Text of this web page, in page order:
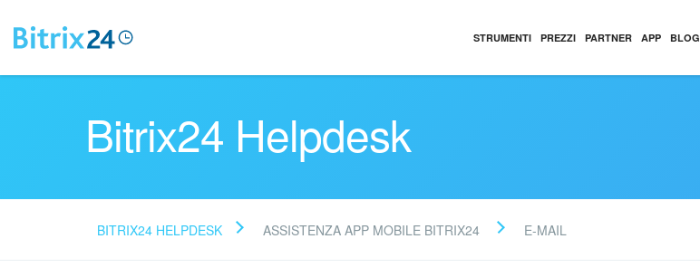
STRUMENTI PREZZI PARTNER APP BLOG
Bitrix24 Helpdesk
BITRIX24 HELPDESK ASSISTENZA APP MOBILE BITRIX24 E-MAIL